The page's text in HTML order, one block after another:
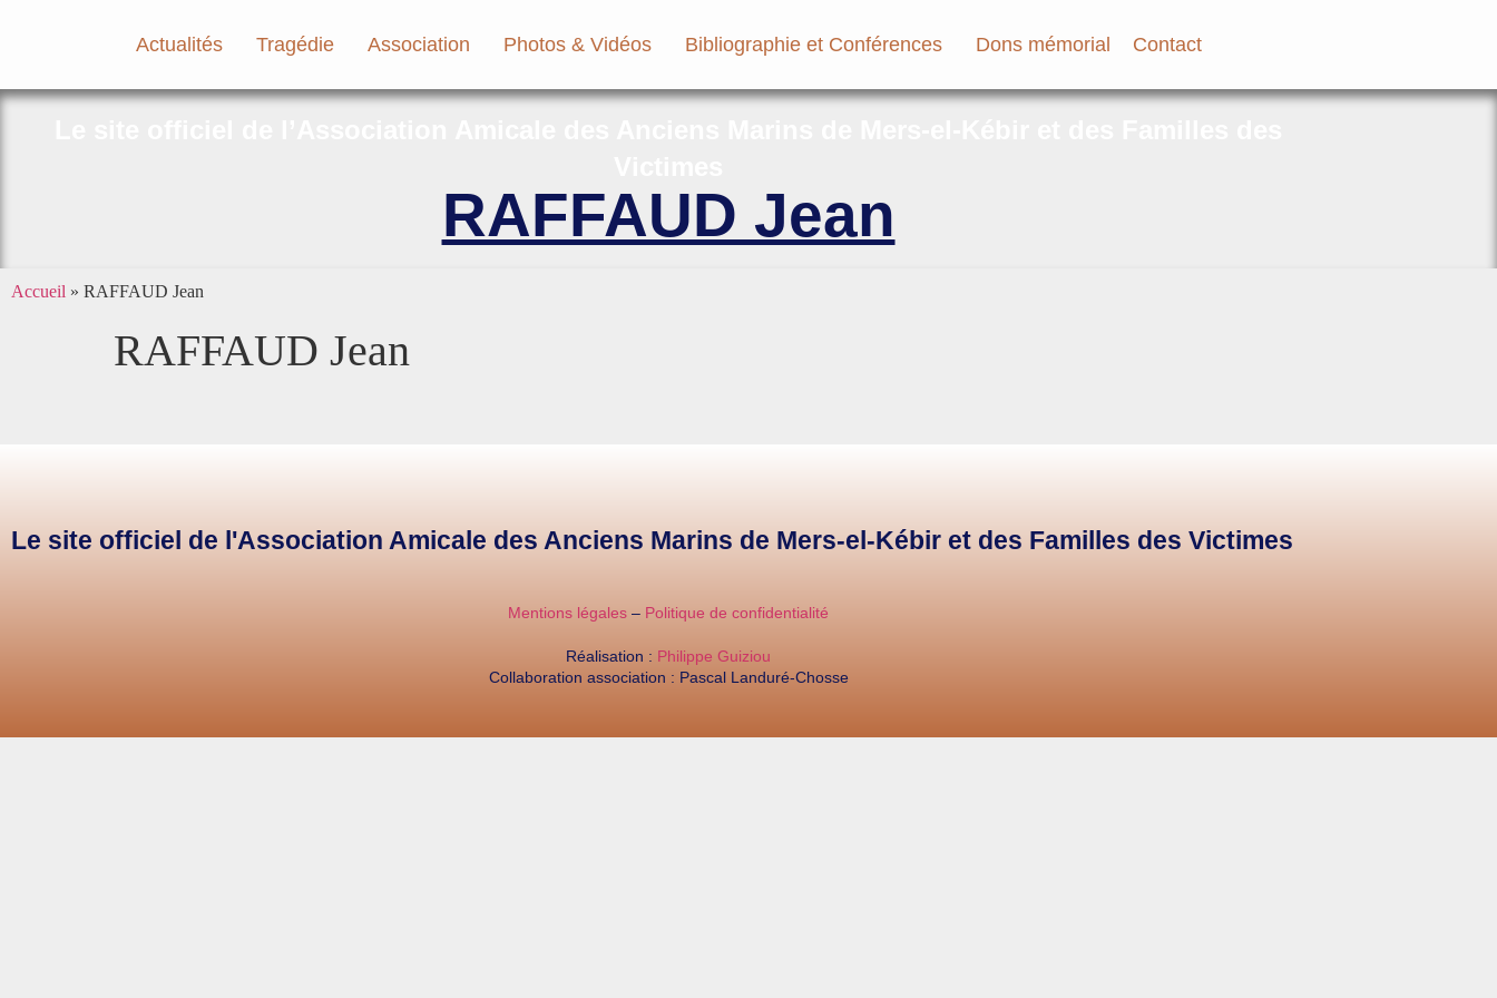
Actualités Tragédie Association Photos & Vidéos Bibliographie et Conférences Dons mémorial Contact
RAFFAUD Jean
Accueil » RAFFAUD Jean
RAFFAUD Jean
Le site officiel de l'Association Amicale des Anciens Marins de Mers-el-Kébir et des Familles des Victimes
Mentions légales – Politique de confidentialité
Réalisation : Philippe Guiziou
Collaboration association : Pascal Landuré-Chosse